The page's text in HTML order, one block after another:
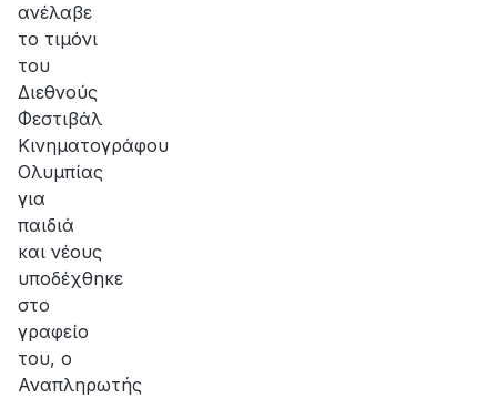
ανέλαβε
το τιμόνι
του
Διεθνούς
Φεστιβάλ
Κινηματογράφου
Ολυμπίας
για
παιδιά
και νέους
υποδέχθηκε
στο
γραφείο
του, ο
Αναπληρωτής